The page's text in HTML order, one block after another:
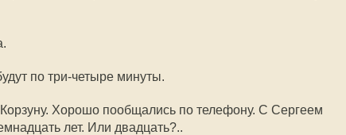
по три-четыре минуты.
Хорошо пообщались по телефону. С Сергеем
лет. Или двадцать?..